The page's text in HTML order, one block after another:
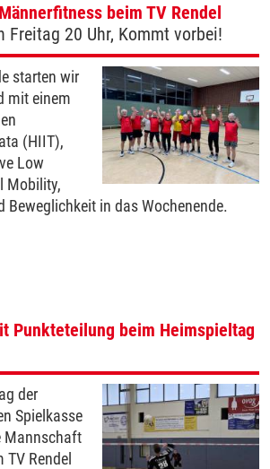
Männerfitness beim TV Rendel
Freitag 20 Uhr, Kommt vorbei!
starten wir
mit einem
(HIIT),
Low
Mobility,
Beweglichkeit in das Wochenende.
Punkteteilung beim Heimspieltag
der
Spielkasse
Mannschaft
TV Rendel